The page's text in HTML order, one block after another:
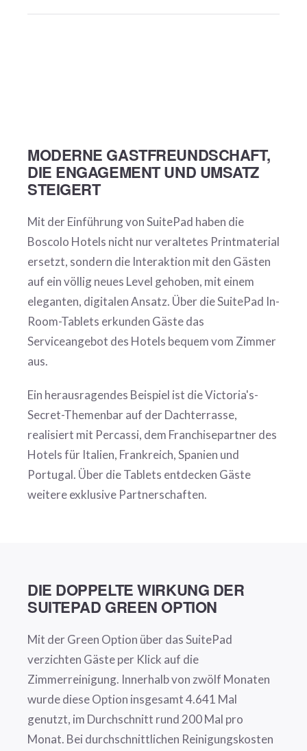
MODERNE GASTFREUNDSCHAFT,
DIE ENGAGEMENT UND UMSATZ
STEIGERT
Mit der Einführung von SuitePad haben die
Boscolo Hotels nicht nur veraltetes Printmaterial
ersetzt, sondern die Interaktion mit den Gästen
auf ein völlig neues Level gehoben, mit einem
eleganten, digitalen Ansatz. Über die SuitePad In-
Room-Tablets erkunden Gäste das
Serviceangebot des Hotels bequem vom Zimmer
aus.
Ein herausragendes Beispiel ist die Victoria's-
Secret-Themenbar auf der Dachterrasse,
realisiert mit Percassi, dem Franchisepartner des
Hotels für Italien, Frankreich, Spanien und
Portugal. Über die Tablets entdecken Gäste
weitere exklusive Partnerschaften.
DIE DOPPELTE WIRKUNG DER
SUITEPAD GREEN OPTION
Mit der Green Option über das SuitePad
verzichten Gäste per Klick auf die
Zimmerreinigung. Innerhalb von zwölf Monaten
wurde diese Option insgesamt 4.641 Mal
genutzt, im Durchschnitt rund 200 Mal pro
Monat. Bei durchschnittlichen Reinigungskosten